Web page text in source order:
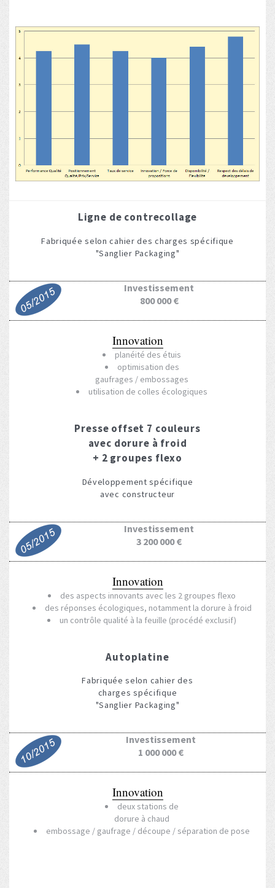
Ligne de contrecollage
Fabriquée selon cahier des charges spécifique
"Sanglier Packaging"
Investissement
800 000 €
Innovation
planéité des étuis
optimisation des
gaufrages / embossages
utilisation de colles écologiques
Presse offset 7 couleurs
avec dorure à froid
+ 2 groupes flexo
Développement spécifique
avec constructeur
Investissement
3 200 000 €
Innovation
des aspects innovants avec les 2 groupes flexo
des réponses écologiques, notamment la dorure à froid
un contrôle qualité à la feuille (procédé exclusif)
Autoplatine
Fabriquée selon cahier des
charges spécifique
"Sanglier Packaging"
Investissement
1 000 000 €
Innovation
deux stations de
dorure à chaud
embossage / gaufrage / découpe / séparation de pose